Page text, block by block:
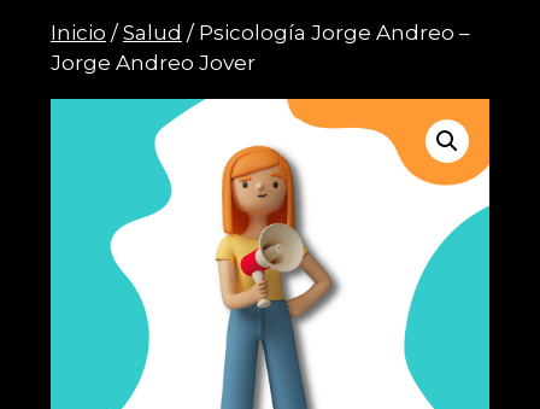
Inicio / Salud / Psicología Jorge Andreo –
Jorge Andreo Jover